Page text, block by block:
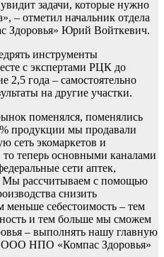
задачи, которые нужно
– отметил начальник отдела
Юрий Войткевич.
инструменты
с экспертами РЦК до
2,5 года – самостоятельно
на другие участки.
поменялся, поменялись
продукции мы продавали
сеть экомаркетов и
то теперь основными каналами
сети аптек,
Мы рассчитываем с помощью
снизить
меньше себестоимость – тем
и тем больше мы сможем
– выполнять нашу главную
ООО НПО «Компас Здоровья»